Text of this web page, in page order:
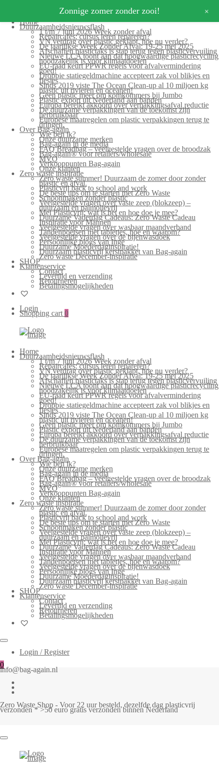
Home
Duurzaamheidsnieuwsflash
1 t/m 7 juni 2026 Week zonder afval
Repaircafés: cursus leren repareren?
VN verdrag over plastic geklapt, hoe nu verder?
De jaarlijkse Week Zonder Afval: 19-25 mei 2025
Afschaffen plastictaks is stap terug tegen plasticvervuiling
Nieuwe LCA toont aan dat hoogwaardige plasticrecycling
noodzakelijk is voor klimaatdoelen
EU-raad keurt PPWR regels voor afvalvermindering
goed!
Droppie statiegeldmachine accepteert zak vol blikjes en
flesjes
Sinds 2019 viste The Ocean Clean-up al 10 miljoen kg
plastic uit rivieren en oceanen!
Geen plastic meer om komkommers bij Jumbo
Plastic export uit Nederland aan banden
Europa bereikt akkoord over verpakkingsafval reductie
De duurzame verpakkingen van de toekomst zijn
herbruikbaar
Europese maatregelen om plastic verpakkingen terug te
dringen.
Over Bag-again
Wie ben ik?
Onze duurzame merken
Bag-again in de media
FAQ Breadbag – veelgestelde vragen over de broodzak
Bag-again® voor retailers/wholesale
MVO
Verkooppunten Bag-again
Onze klanten
Zero waste inspiratie
Zero waste summer! Duurzaam de zomer door zonder
plastic en afval.
Plasticvrij back to school and work
De beste tips om te starten met Zero Waste
Schoonmaken zonder plastic
Veelgestelde vragen over vaste zeep (blokzeep) –
duurzaam en palmolievrij
Mei Plasticvrij: wat is het en hoe doe je mee?
Duurzame Vaderdag Cadeaus: Zero Waste Cadeau
Inspiratie voor Mannen
Veelgestelde vragen over wasbaar maandverband
Tandenpoetsen met tabletjes, hoe en waarom?
Veelgestelde vragen over de bijenwasdoek
Persoonlijke blogs van Inge
Duurzame Moederdaginspiratie!
Duurzaam plasticvrij kerstpakket van Bag-again
Zero waste December-inspiratie
SHOP
Klantenservice
Contact
Levertijd en verzending
Retourneren
Betalingsmogelijkheden
Login
Shopping cart 0
Home
Duurzaamheidsnieuwsflash
1 t/m 7 juni 2026 Week zonder afval
Repaircafés: cursus leren repareren?
VN verdrag over plastic geklapt, hoe nu verder?
De jaarlijkse Week Zonder Afval: 19-25 mei 2025
Afschaffen plastictaks is stap terug tegen plasticvervuiling
Nieuwe LCA toont aan dat hoogwaardige plasticrecycling
noodzakelijk is voor klimaatdoelen
EU-raad keurt PPWR regels voor afvalvermindering
goed!
Droppie statiegeldmachine accepteert zak vol blikjes en
flesjes
Sinds 2019 viste The Ocean Clean-up al 10 miljoen kg
plastic uit rivieren en oceanen!
Geen plastic meer om komkommers bij Jumbo
Plastic export uit Nederland aan banden
Europa bereikt akkoord over verpakkingsafval reductie
De duurzame verpakkingen van de toekomst zijn
herbruikbaar
Europese maatregelen om plastic verpakkingen terug te
dringen.
Over Bag-again
Wie ben ik?
Onze duurzame merken
Bag-again in de media
FAQ Breadbag – veelgestelde vragen over de broodzak
Bag-again® voor retailers/wholesale
MVO
Verkooppunten Bag-again
Onze klanten
Zero waste inspiratie
Zero waste summer! Duurzaam de zomer door zonder
plastic en afval.
Plasticvrij back to school and work
De beste tips om te starten met Zero Waste
Schoonmaken zonder plastic
Veelgestelde vragen over vaste zeep (blokzeep) –
duurzaam en palmolievrij
Mei Plasticvrij: wat is het en hoe doe je mee?
Duurzame Vaderdag Cadeaus: Zero Waste Cadeau
Inspiratie voor Mannen
Veelgestelde vragen over wasbaar maandverband
Tandenpoetsen met tabletjes, hoe en waarom?
Veelgestelde vragen over de bijenwasdoek
Persoonlijke blogs van Inge
Duurzame Moederdaginspiratie!
Duurzaam plasticvrij kerstpakket van Bag-again
Zero waste December-inspiratie
SHOP
Klantenservice
Contact
Levertijd en verzending
Retourneren
Betalingsmogelijkheden
Login / Register
0
info@bag-again.nl
Zero Waste Shop - Voor 22 uur besteld, dezelfde dag plasticvrij
verzonden * >50 euro gratis verzonden binnen Nederland
Zonnige zomer zonder zooi! +